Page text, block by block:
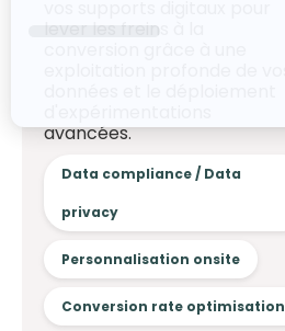
lever les freins à la
avancées.
Data compliance / Data
privacy
Personnalisation onsite
Conversion rate optimisation